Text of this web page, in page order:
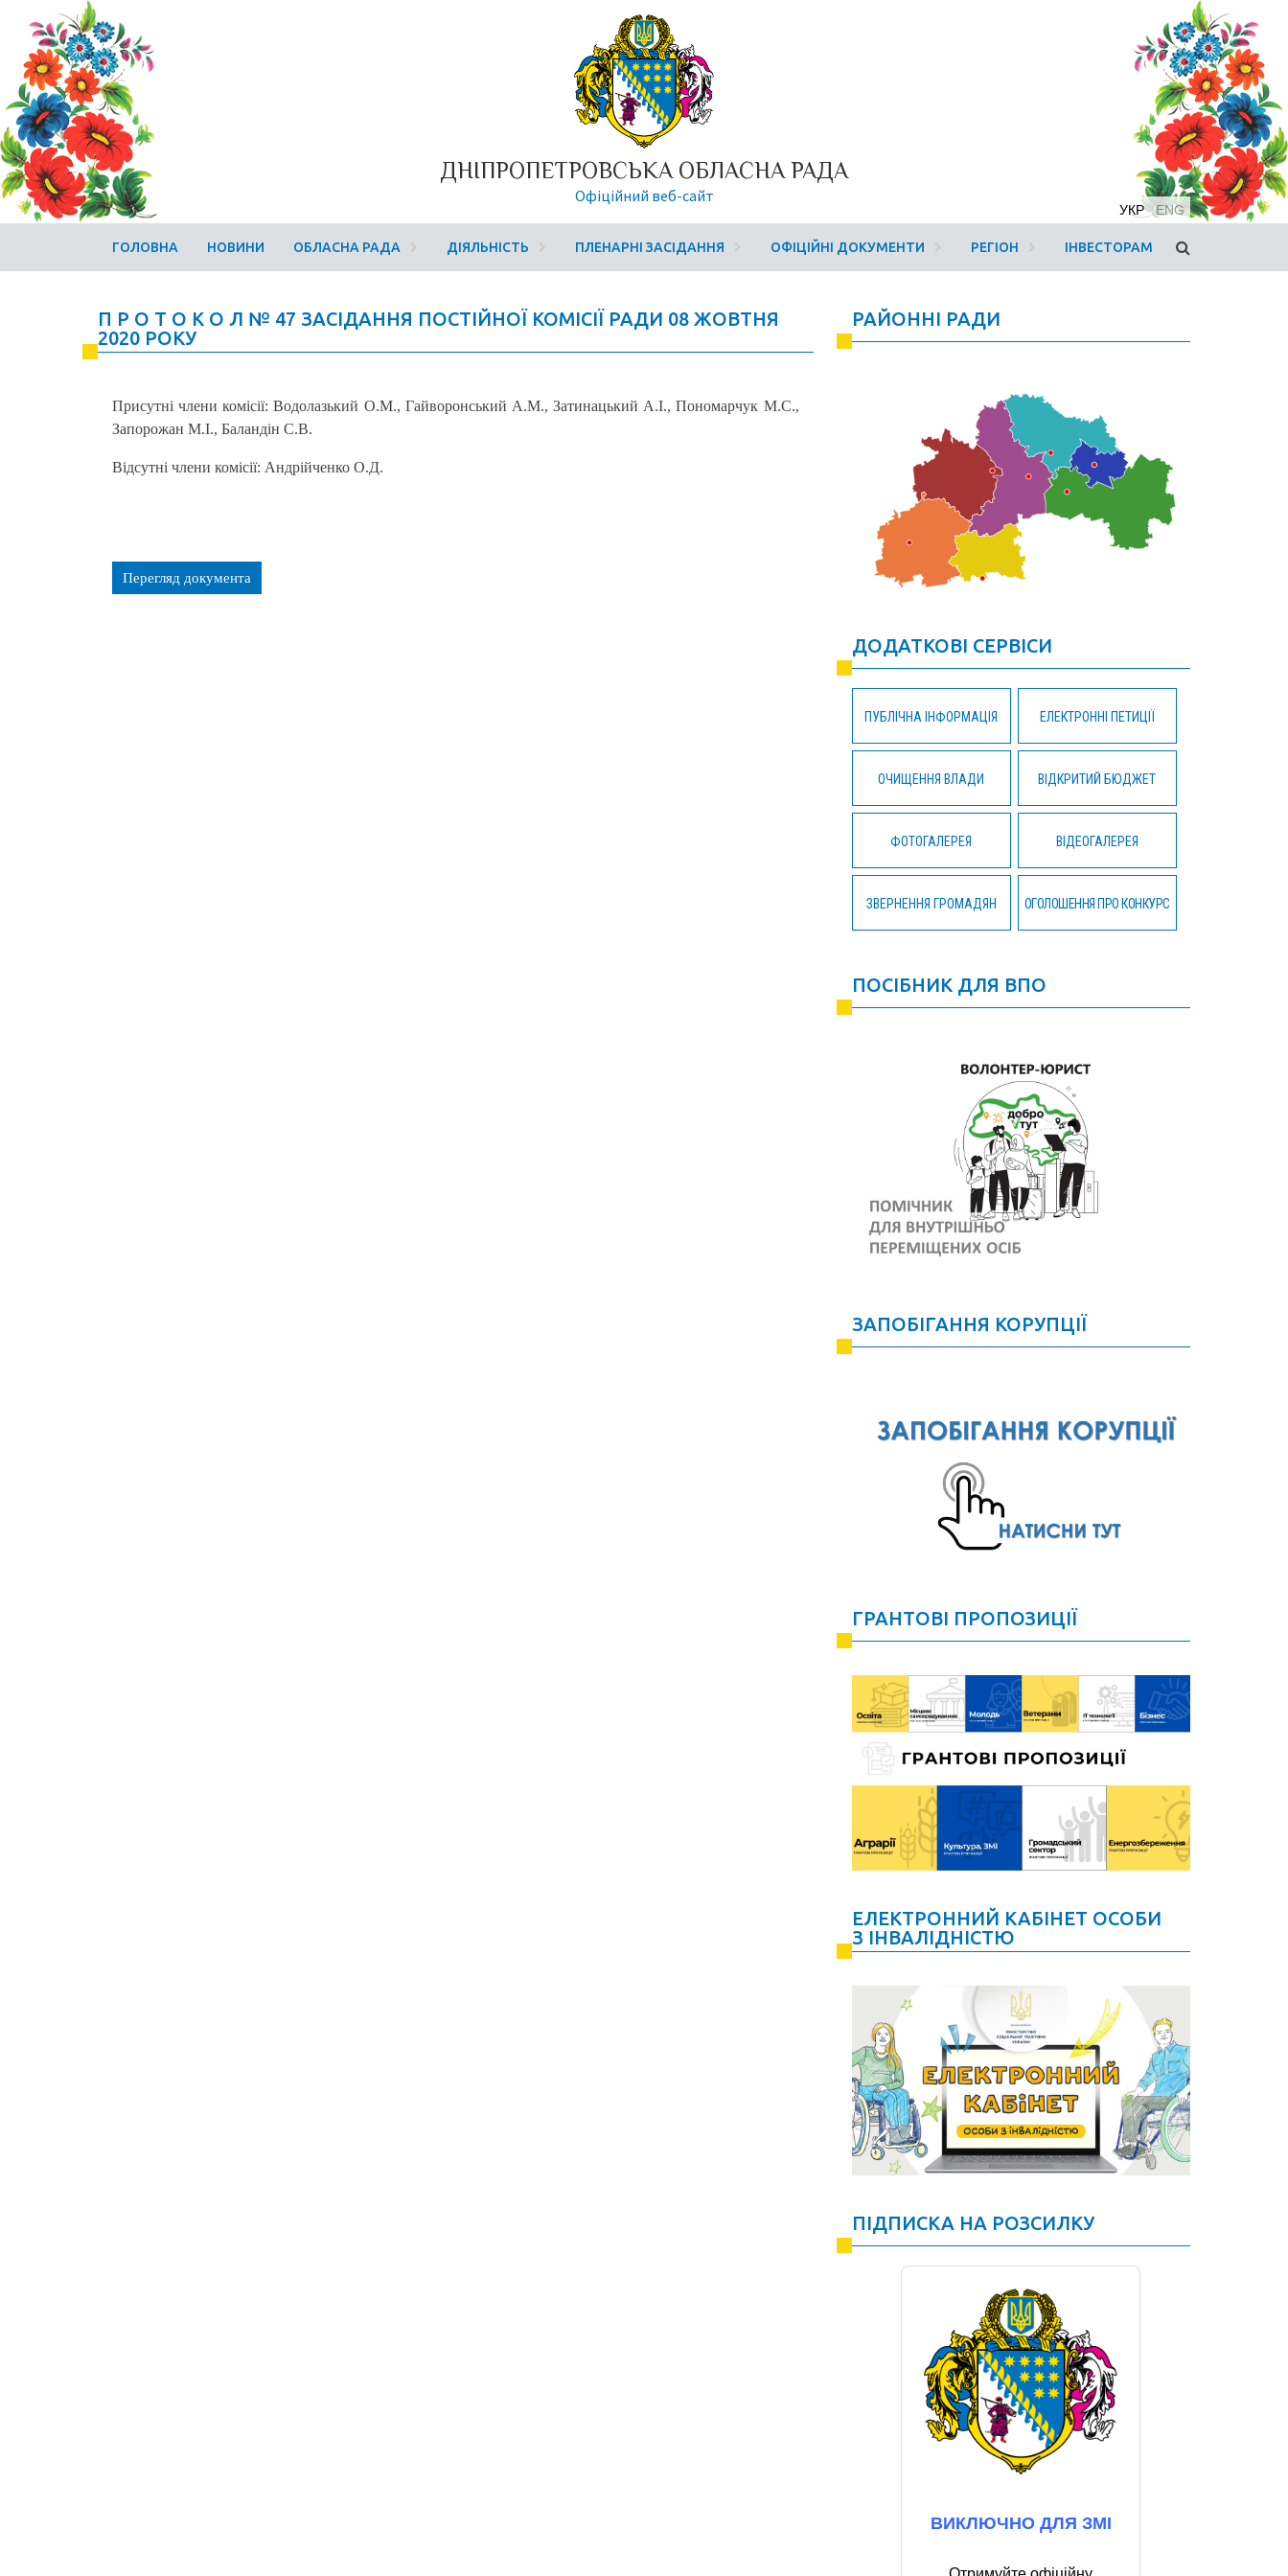
ДНІПРОПЕТРОВСЬКА ОБЛАСНА РАДА
Офіційний веб-сайт
УКР ENG
ГОЛОВНА НОВИНИ ОБЛАСНА РАДА ДІЯЛЬНІСТЬ ПЛЕНАРНІ ЗАСІДАННЯ ОФІЦІЙНІ ДОКУМЕНТИ РЕГІОН ІНВЕСТОРАМ
П Р О Т О К О Л № 47 ЗАСІДАННЯ ПОСТІЙНОЇ КОМІСІЇ РАДИ 08 ЖОВТНЯ
2020 РОКУ
Присутні члени комісії: Водолазький О.М., Гайворонський А.М., Затинацький А.І., Пономарчук М.С.,
Запорожан М.І., Баландін С.В.
Відсутні члени комісії: Андрійченко О.Д.
Перегляд документа
РАЙОННІ РАДИ
ДОДАТКОВІ СЕРВІСИ
ПУБЛІЧНА ІНФОРМАЦІЯ ЕЛЕКТРОННІ ПЕТИЦІЇ
ОЧИЩЕННЯ ВЛАДИ ВІДКРИТИЙ БЮДЖЕТ
ФОТОГАЛЕРЕЯ ВІДЕОГАЛЕРЕЯ
ЗВЕРНЕННЯ ГРОМАДЯН ОГОЛОШЕННЯ ПРО КОНКУРС
ПОСІБНИК ДЛЯ ВПО
ЗАПОБІГАННЯ КОРУПЦІЇ
ГРАНТОВІ ПРОПОЗИЦІЇ
ЕЛЕКТРОННИЙ КАБІНЕТ ОСОБИ
З ІНВАЛІДНІСТЮ
ПІДПИСКА НА РОЗСИЛКУ
ВИКЛЮЧНО ДЛЯ ЗМІ